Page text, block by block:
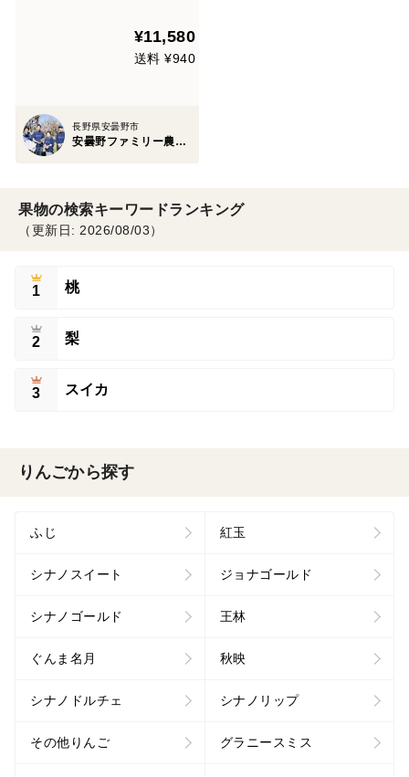
¥11,580
送料 ¥940
長野県安曇野市
安曇野ファミリー農産 果物部門4年連続1位&殿堂入り&りんごグランプリ2025最高金賞1位 信州りんご 幻のりんご
果物の検索キーワードランキング
（更新日: 2026/08/03）
1 桃
2 梨
3 スイカ
りんごから探す
ふじ 紅玉
シナノスイート ジョナゴールド
シナノゴールド 王林
ぐんま名月 秋映
シナノドルチェ シナノリップ
その他りんご グラニースミス